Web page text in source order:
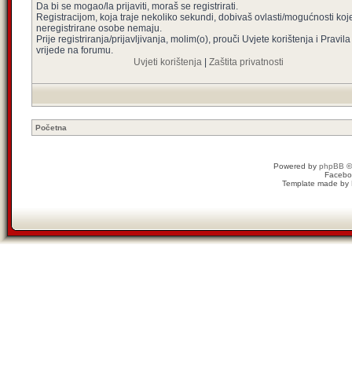
Da bi se mogao/la prijaviti, moraš se registrirati.
Registracijom, koja traje nekoliko sekundi, dobivaš ovlasti/mogućnosti
neregistrirane osobe nemaju.
Prije registriranja/prijavljivanja, molim(o), prouči Uvjete korištenja i
vrijede na forumu.
Uvjeti korištenja| Zaštita privatnosti
Početna
Powered by phpBB
Template made by